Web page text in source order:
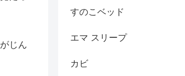
じん
すのこベッド
エマ スリープ
カビ